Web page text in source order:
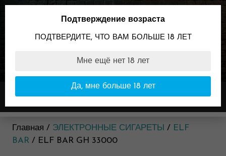
Skip
89096099898
Время работы:
11:00-23:00
Меню
Главная / ЭЛЕКТРОННЫЕ СИГАРЕТЫ / ELF
BAR / ELF BAR GH 33000
Подтверждение возраста
ПОДТВЕРДИТЕ, ЧТО ВАМ БОЛЬШЕ 18 ЛЕТ
Мне ещё нет 18 лет
Да, мне больше 18 лет